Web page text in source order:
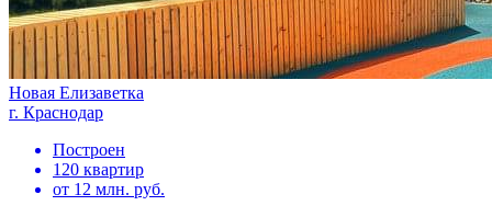
Новая Елизаветка
г. Краснодар
Построен
120 квартир
от 12 млн. руб.